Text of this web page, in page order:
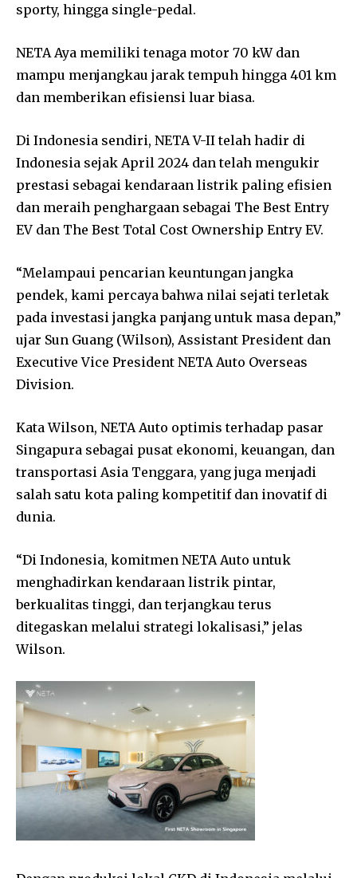
sporty, hingga single-pedal.
NETA Aya memiliki tenaga motor 70 kW dan
mampu menjangkau jarak tempuh hingga 401 km
dan memberikan efisiensi luar biasa.
Di Indonesia sendiri, NETA V-II telah hadir di
Indonesia sejak April 2024 dan telah mengukir
prestasi sebagai kendaraan listrik paling efisien
dan meraih penghargaan sebagai The Best Entry
EV dan The Best Total Cost Ownership Entry EV.
“Melampaui pencarian keuntungan jangka
pendek, kami percaya bahwa nilai sejati terletak
pada investasi jangka panjang untuk masa depan,”
ujar Sun Guang (Wilson), Assistant President dan
Executive Vice President NETA Auto Overseas
Division.
Kata Wilson, NETA Auto optimis terhadap pasar
Singapura sebagai pusat ekonomi, keuangan, dan
transportasi Asia Tenggara, yang juga menjadi
salah satu kota paling kompetitif dan inovatif di
dunia.
“Di Indonesia, komitmen NETA Auto untuk
menghadirkan kendaraan listrik pintar,
berkualitas tinggi, dan terjangkau terus
ditegaskan melalui strategi lokalisasi,” jelas
Wilson.